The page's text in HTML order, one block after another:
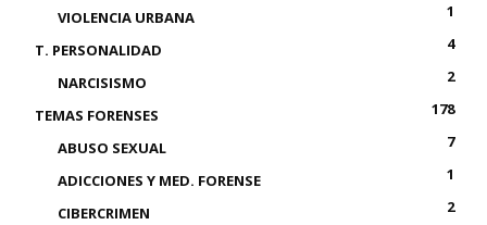
VIOLENCIA URBANA
1
T. PERSONALIDAD
4
NARCISISMO
2
TEMAS FORENSES
178
ABUSO SEXUAL
7
ADICCIONES Y MED. FORENSE
1
CIBERCRIMEN
2